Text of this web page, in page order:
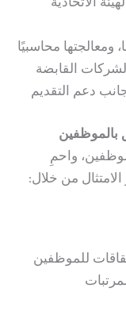
ومعالجتها محاسبيًا
القابضة
دعم التقديم
واحمِ
من خلال:
للموظفين